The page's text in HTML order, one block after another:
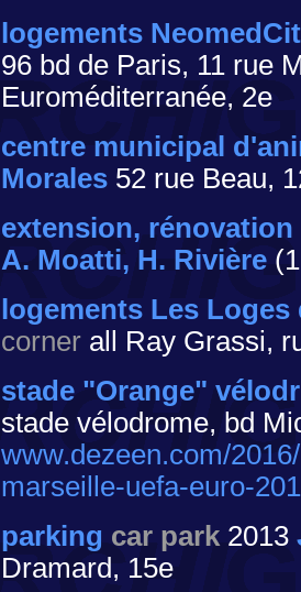
logements
96 bd de Paris, 11 rue
Euroméditerranée, 2e
centre municipal
Morales 52 rue Beau,
extension,
A. Moatti, H. Rivière
logements Les Loges
corner all Ray Grassi,
stade "Orange"
stade vélodrome, bd
www.dezeen.com/
marseille-uefa-euro-
parking car park 2013
Dramard, 15e